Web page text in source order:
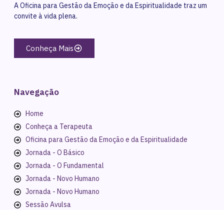
A Oficina para Gestão da Emoção e da Espiritualidade traz um
convite à vida plena.
Conheça Mais
Navegação
Home
Conheça a Terapeuta
Oficina para Gestão da Emoção e da Espiritualidade
Jornada - O Básico
Jornada - O Fundamental
Jornada - Novo Humano
Jornada - Novo Humano
Sessão Avulsa